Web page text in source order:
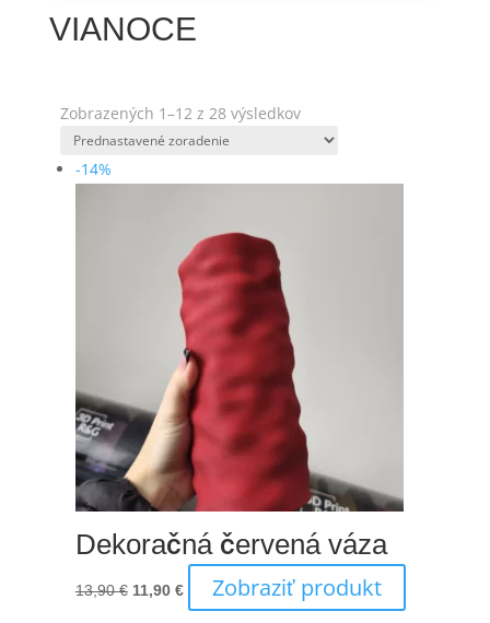
VIANOCE
Zobrazených 1–12 z 28 výsledkov
-14%
Dekoračná červená váza
13,90€ Pôvodná
11,90 €Aktuálna
cena
Zobraziť produkt